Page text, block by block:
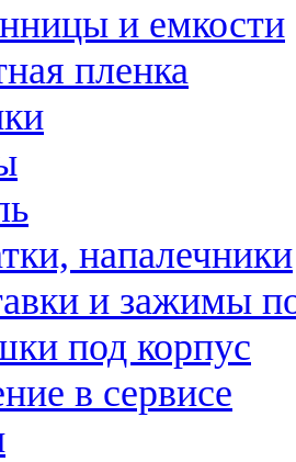
и емкости
пленка
напалечники
и зажимы
под корпус
в сервисе